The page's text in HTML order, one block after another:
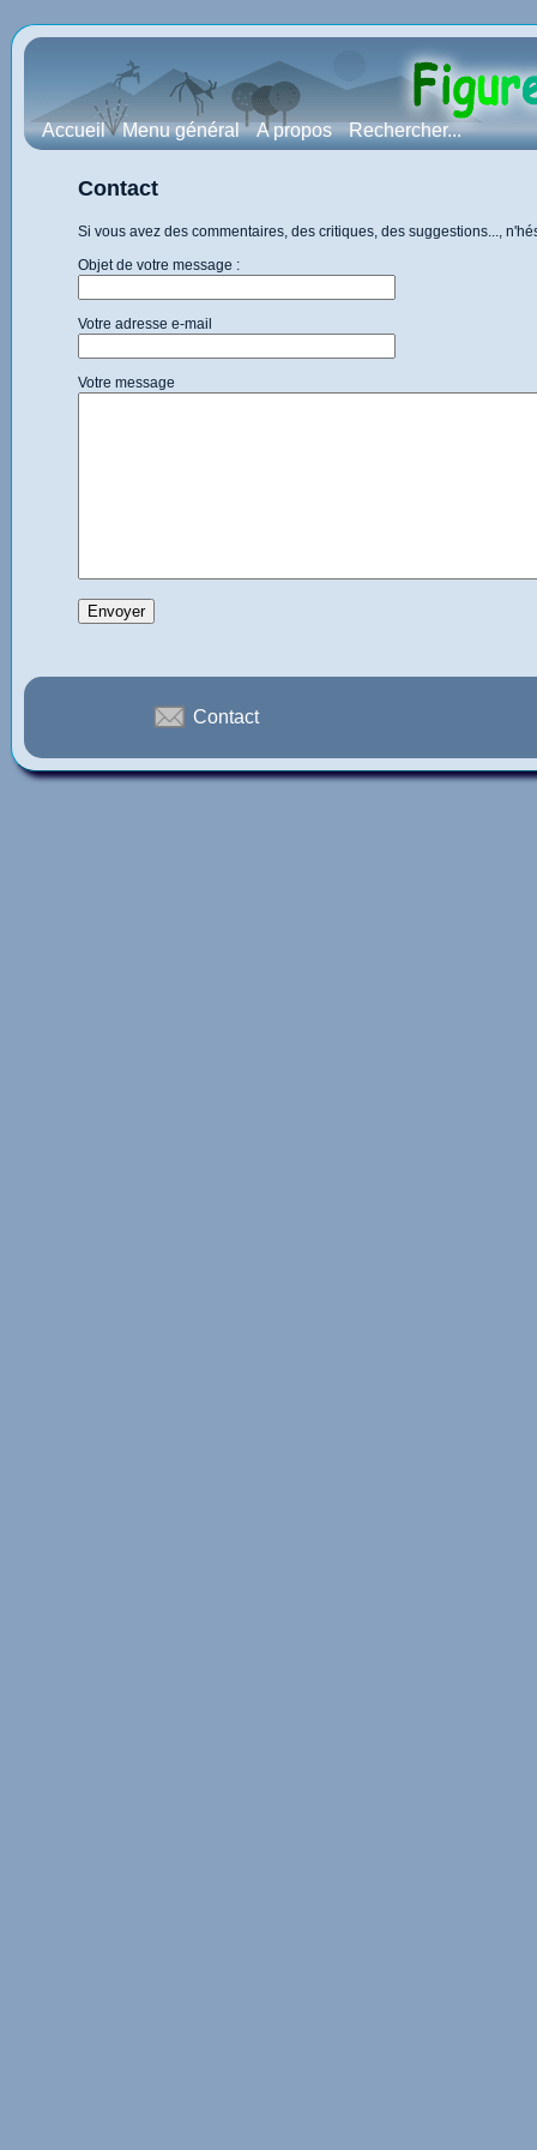
Accueil Menu général A propos Rechercher...
Contact
Si vous avez des commentaires, des critiques, des suggestions...,
Objet de votre message :
Votre adresse e-mail
Votre message
Contact